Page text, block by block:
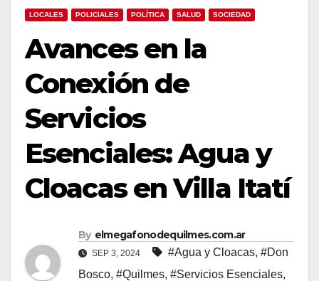
LOCALES POLICIALES POLÍTICA SALUD SOCIEDAD
Avances en la
Conexión de
Servicios
Esenciales: Agua y
Cloacas en Villa Itatí
By elmegafonodequilmes.com.ar
SEP 3, 2024 #Agua y Cloacas, #Don
Bosco, #Quilmes, #Servicios Esenciales,